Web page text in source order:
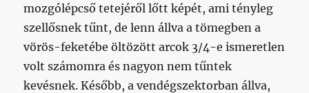
mozgólépcső tetejéről lőtt képét, ami tényleg
szellősnek tűnt, de lenn állva a tömegben a
vörös-feketébe öltözött arcok 3/4-e ismeretlen
volt számomra és nagyon nem tűntek
kevésnek. Később, a vendégszektorban állva,